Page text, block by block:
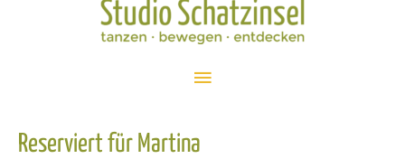
Hauptmenü
Reserviert für Martina